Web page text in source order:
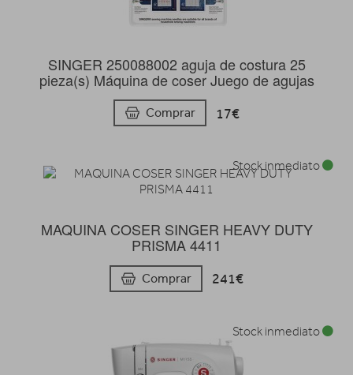
SINGER 250088002 aguja de costura 25
pieza(s) Máquina de coser Juego de agujas
Comprar 17€
MAQUINA COSER SINGER HEAVY DUTY
PRISMA 4411
Comprar 241€
Stock inmediato
Stock inmediato